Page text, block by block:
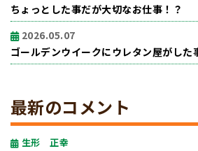
ちょっとした事だが大切なお仕事！？
2026.05.07
ゴールデンウイークにウレタン屋がした
最新のコメント
生形 正幸